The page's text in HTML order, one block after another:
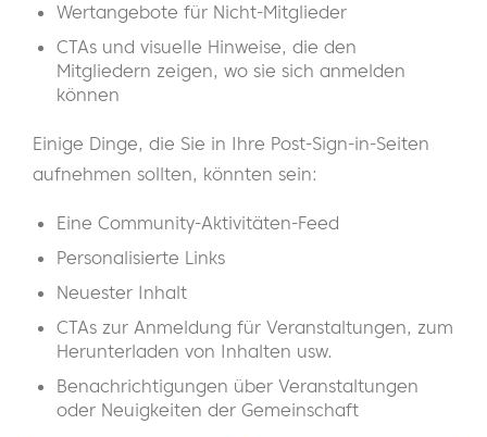
Wertangebote für Nicht-Mitglieder
CTAs und visuelle Hinweise, die den
Mitgliedern zeigen, wo sie sich anmelden
können
Einige Dinge, die Sie in Ihre Post-Sign-in-Seiten
aufnehmen sollten, könnten sein:
Eine Community-Aktivitäten-Feed
Personalisierte Links
Neuester Inhalt
CTAs zur Anmeldung für Veranstaltungen, zum
Herunterladen von Inhalten usw.
Benachrichtigungen über Veranstaltungen
oder Neuigkeiten der Gemeinschaft